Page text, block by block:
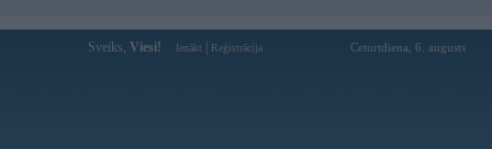
Sveiks, Viesi! Ienākt Reģistrācija Ceturtdiena, 6. augusts